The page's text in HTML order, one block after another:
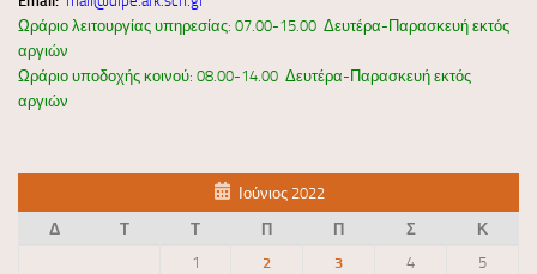
Ωράριο λειτουργίας υπηρεσίας: 07.00-15.00 Δευτέρα-Παρασκευή εκτός
αργιών
Ωράριο υποδοχής κοινού: 08.00-14.00 Δευτέρα-Παρασκευή εκτός
αργιών
Ιούνιος 2022
Δ
Τ Τ Π Π Σ
Κ
1
2 3 4
5